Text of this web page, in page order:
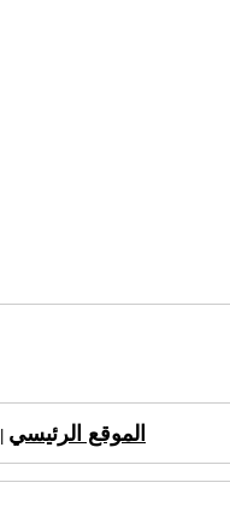
الموقع الرئيسي